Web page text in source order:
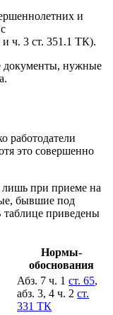
и
ч. 3 ст. 351.1 ТК).
документы, нужные
работодатели
это совершенно
лишь при приеме на
бывшие под
таблице приведены
Нормы-
обоснования
Абз. 7 ч. 1 ст. 65,
абз. 3, 4 ч. 2 ст.
331 ТК